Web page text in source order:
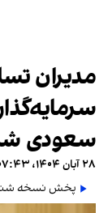
مدیران
سعودی
۲۸ آبان ۱۴۰۴، ۰۷:۴۳ (‎+۰ گرینویچ)
پخش نسخه